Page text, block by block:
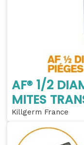
AF® 1/2
MITES
Killgerm France